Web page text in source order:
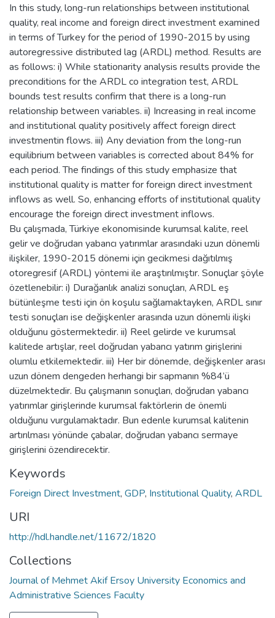
In this study, long-run relationships between institutional
quality, real income and foreign direct investment examined
in terms of Turkey for the period of 1990-2015 by using
autoregressive distributed lag (ARDL) method. Results are
as follows: i) While stationarity analysis results provide the
preconditions for the ARDL co integration test, ARDL
bounds test results confirm that there is a long-run
relationship between variables. ii) Increasing in real income
and institutional quality positively affect foreign direct
investmentin flows. iii) Any deviation from the long-run
equilibrium between variables is corrected about 84% for
each period. The findings of this study emphasize that
institutional quality is matter for foreign direct investment
inflows as well. So, enhancing efforts of institutional quality
encourage the foreign direct investment inflows.
Bu çalışmada, Türkiye ekonomisinde kurumsal kalite, reel
gelir ve doğrudan yabancı yatırımlar arasındaki uzun dönemli
ilişkiler, 1990-2015 dönemi için gecikmesi dağıtılmış
otoregresif (ARDL) yöntemi ile araştırılmıştır. Sonuçlar şöyle
özetlenebilir: i) Durağanlık analizi sonuçları, ARDL eş
bütünleşme testi için ön koşulu sağlamaktayken, ARDL sınır
testi sonuçları ise değişkenler arasında uzun dönemli ilişki
olduğunu göstermektedir. ii) Reel gelirde ve kurumsal
kalitede artışlar, reel doğrudan yabancı yatırım girişlerini
olumlu etkilemektedir. iii) Her bir dönemde, değişkenler arası
uzun dönem dengeden herhangi bir sapmanın %84’ü
düzelmektedir. Bu çalışmanın sonuçları, doğrudan yabancı
yatırımlar girişlerinde kurumsal faktörlerin de önemli
olduğunu vurgulamaktadır. Bun edenle kurumsal kalitenin
artırılması yönünde çabalar, doğrudan yabancı sermaye
girişlerini özendirecektir.
Keywords
Foreign Direct Investment, GDP, Institutional Quality, ARDL
URI
http://hdl.handle.net/11672/1820
Collections
Journal of Mehmet Akif Ersoy University Economics and
Administrative Sciences Faculty